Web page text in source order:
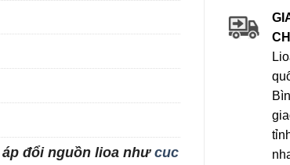
đổi nguồn lioa nhưcuc